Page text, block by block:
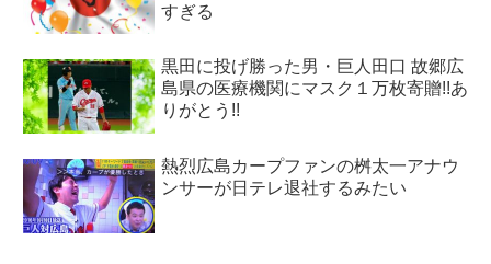
すぎる
黒田に投げ勝った男・巨人田口 故郷広
島県の医療機関にマスク１万枚寄贈!!あ
りがとう!!
熱烈広島カープファンの桝太一アナウ
ンサーが日テレ退社するみたい